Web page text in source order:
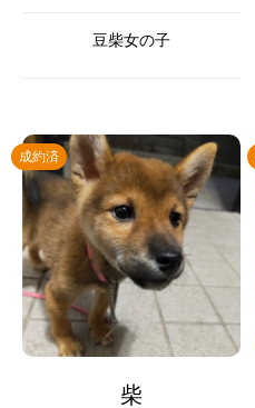
豆柴女の子
成約済
柴